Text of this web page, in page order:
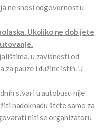
ne snosi odgovornost u
Ukoliko ne dobijete
u zavisnosti od
pauze i dužine istih. U
stvari u autobusu nije
nadoknadu štete samo za
niti se organizatoru